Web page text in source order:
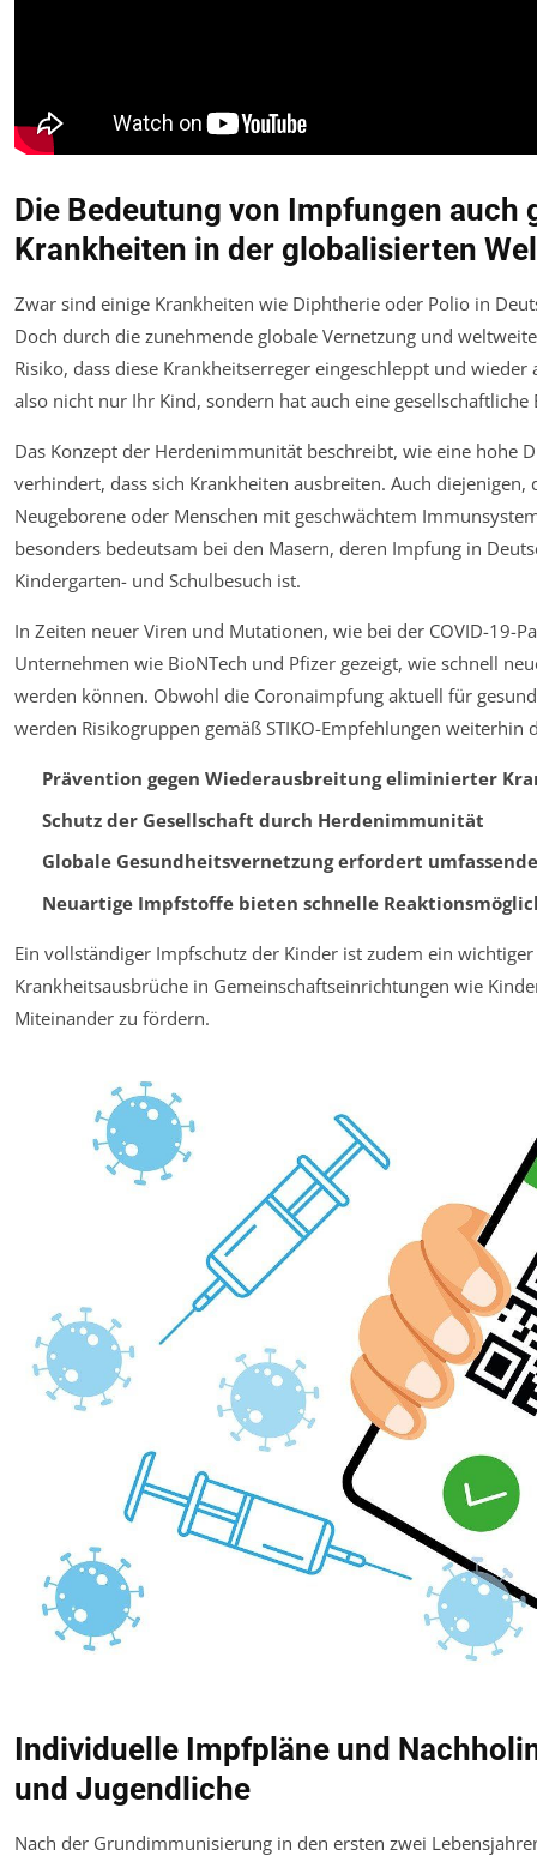
Die Bedeutung von Impfungen auch
Krankheiten in der globalisierten
Zwar sind einige Krankheiten wie Diphtherie oder Polio in
Doch durch die zunehmende globale Vernetzung und
Risiko, dass diese Krankheitserreger eingeschleppt und
also nicht nur Ihr Kind, sondern hat auch eine gesellschaftliche
Das Konzept der Herdenimmunität beschreibt, wie eine hohe
verhindert, dass sich Krankheiten ausbreiten. Auch
Neugeborene oder Menschen mit geschwächtem
besonders bedeutsam bei den Masern, deren Impfung in
Kindergarten- und Schulbesuch ist.
In Zeiten neuer Viren und Mutationen, wie bei der COVID-19-
Unternehmen wie BioNTech und Pfizer gezeigt, wie schnell
werden können. Obwohl die Coronaimpfung aktuell für
werden Risikogruppen gemäß STIKO-Empfehlungen
Prävention gegen Wiederausbreitung eliminierter
Schutz der Gesellschaft durch Herdenimmunität
Globale Gesundheitsvernetzung erfordert
Neuartige Impfstoffe bieten schnelle
Ein vollständiger Impfschutz der Kinder ist zudem ein
Krankheitsausbrüche in Gemeinschaftseinrichtungen wie
Miteinander zu fördern.
Individuelle Impfpläne und
und Jugendliche
Nach der Grundimmunisierung in den ersten zwei